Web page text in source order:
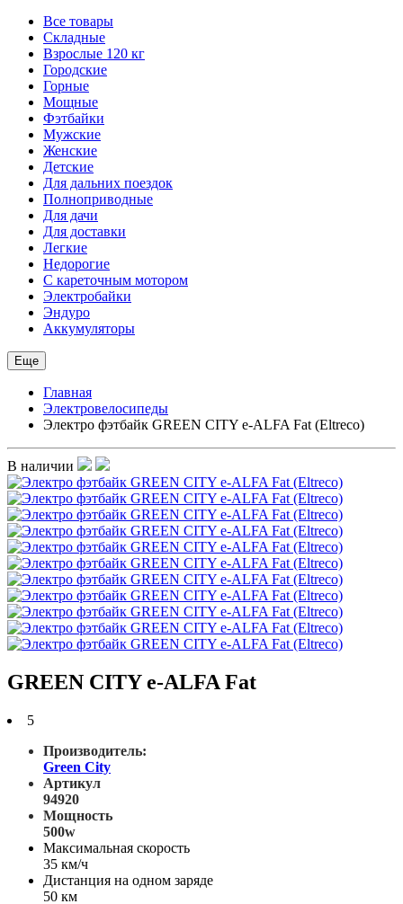
Все товары
Складные
Взрослые 120 кг
Городские
Горные
Мощные
Фэтбайки
Мужские
Женские
Детские
Для дальних поездок
Полноприводные
Для дачи
Для доставки
Легкие
Недорогие
С кареточным мотором
Электробайки
Эндуро
Аккумуляторы
Еще
Главная
Электровелосипеды
Электро фэтбайк GREEN CITY e-ALFA Fat (Eltreco)
В наличии
GREEN CITY e-ALFA Fat
5
Производитель:
Green City
Артикул
94920
Мощность
500w
Максимальная скорость
35 км/ч
Дистанция на одном заряде
50 км